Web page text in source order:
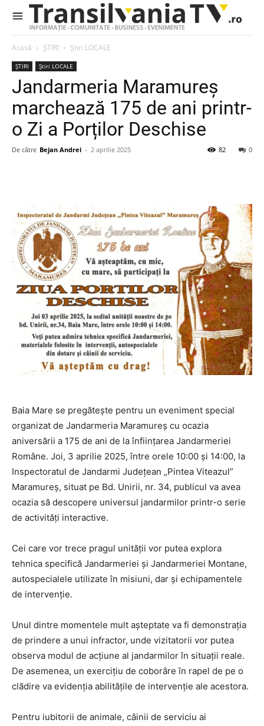
Acasă ȘTIRI Știri LOCALE
ȘTIRI Știri LOCALE
Jandarmeria Maramureș
marchează 175 de ani printr-
o Zi a Porților Deschise
De către Bejan Andrei - 2 aprilie 2025 0
82
Baia Mare se pregătește pentru un eveniment special
organizat de Jandarmeria Maramureș cu ocazia
aniversării a 175 de ani de la înființarea Jandarmeriei
Române. Joi, 3 aprilie 2025, între orele 10:00 și 14:00, la
Inspectoratul de Jandarmi Județean „Pintea Viteazul”
Maramureș, situat pe Bd. Unirii, nr. 34, publicul va avea
ocazia să descopere universul jandarmilor printr-o serie
de activități interactive.
Cei care vor trece pragul unității vor putea explora
tehnica specifică Jandarmeriei și Jandarmeriei Montane,
autospecialele utilizate în misiuni, dar și echipamentele
de intervenție.
Unul dintre momentele mult așteptate va fi demonstrația
de prindere a unui infractor, unde vizitatorii vor putea
observa modul de acțiune al jandarmilor în situații reale.
De asemenea, un exercițiu de coborâre în rapel de pe o
clădire va evidenția abilitățile de intervenție ale acestora.
Pentru iubitorii de animale, câinii de serviciu ai